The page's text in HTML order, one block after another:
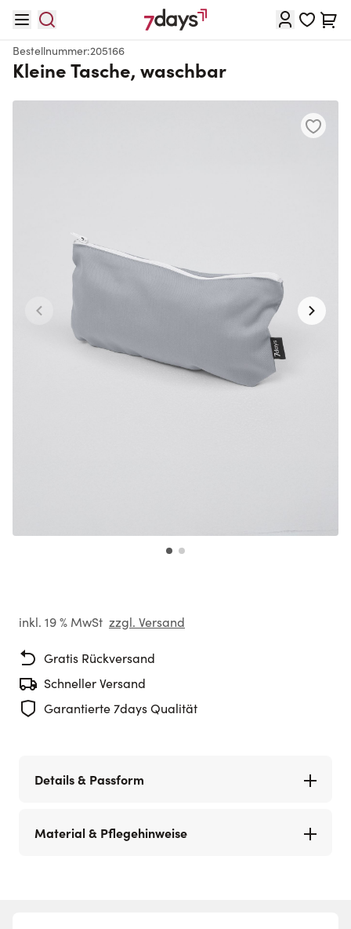
Bestellnummer:205166
Kleine Tasche, waschbar
inkl. 19 % MwSt zzgl. Versand
Gratis Rückversand
Schneller Versand
Garantierte 7days Qualität
Details & Passform
Material & Pflegehinweise